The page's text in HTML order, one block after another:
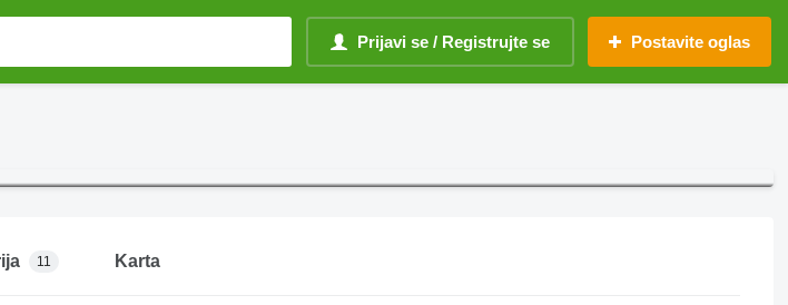
Prijavi se / Registrujte se Postavite oglas
11 Karta